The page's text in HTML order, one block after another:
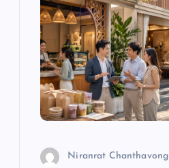
Niranrat Chanthavong